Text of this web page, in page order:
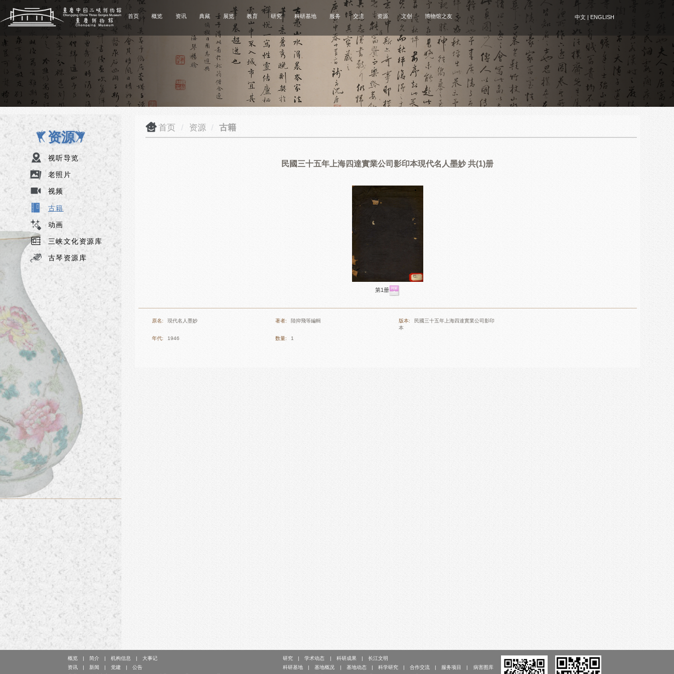
首页 概览 资讯 典藏 展览 教育 研究 科研基地 服务 交流 资源 文创 博物馆之友 中文 | ENGLISH
资源
视听导览
老照片
视频
古籍
动画
三峡文化资源库
古琴资源库
首页 / 资源 / 古籍
民國三十五年上海四達實業公司影印本現代名人墨妙 共(1)册
第1册
原名: 現代名人墨妙 著者: 陸抑飛等編輯 版本:
民國三十五年上海四達實業公司影印
本
年代:
1946 数量: 1
概览 简介 机构信息
大事记
资讯
新闻 党建
公告
研究 学术动态 科研成果
长江文明
科研基地
基地概况 基地动态 科学研究 合作交流 服务项目
病害图库